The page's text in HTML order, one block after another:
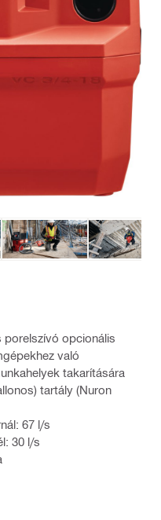
opcionális
való
takarítására
tartály (Nuron
67 l/s
30 l/s